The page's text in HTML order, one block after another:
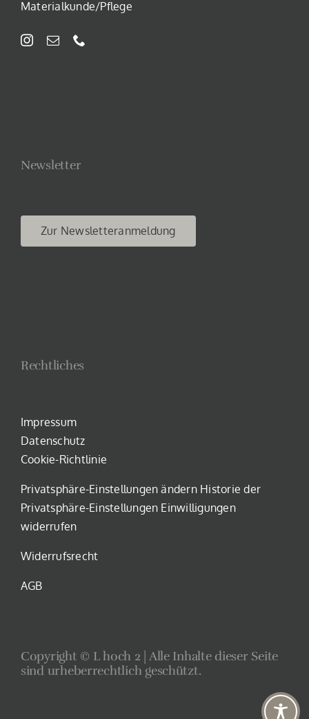
Materialkunde/Pflege
Newsletter
Zur Newsletteranmeldung
Rechtliches
Impressum
Datenschutz
Cookie-Richtlinie
Privatsphäre-Einstellungen ändern Historie der
Privatsphäre-Einstellungen Einwilligungen
widerrufen
Widerrufsrecht
AGB
Copyright © L hoch 2 | Alle Inhalte dieser Seite
sind urheberrechtlich geschützt.